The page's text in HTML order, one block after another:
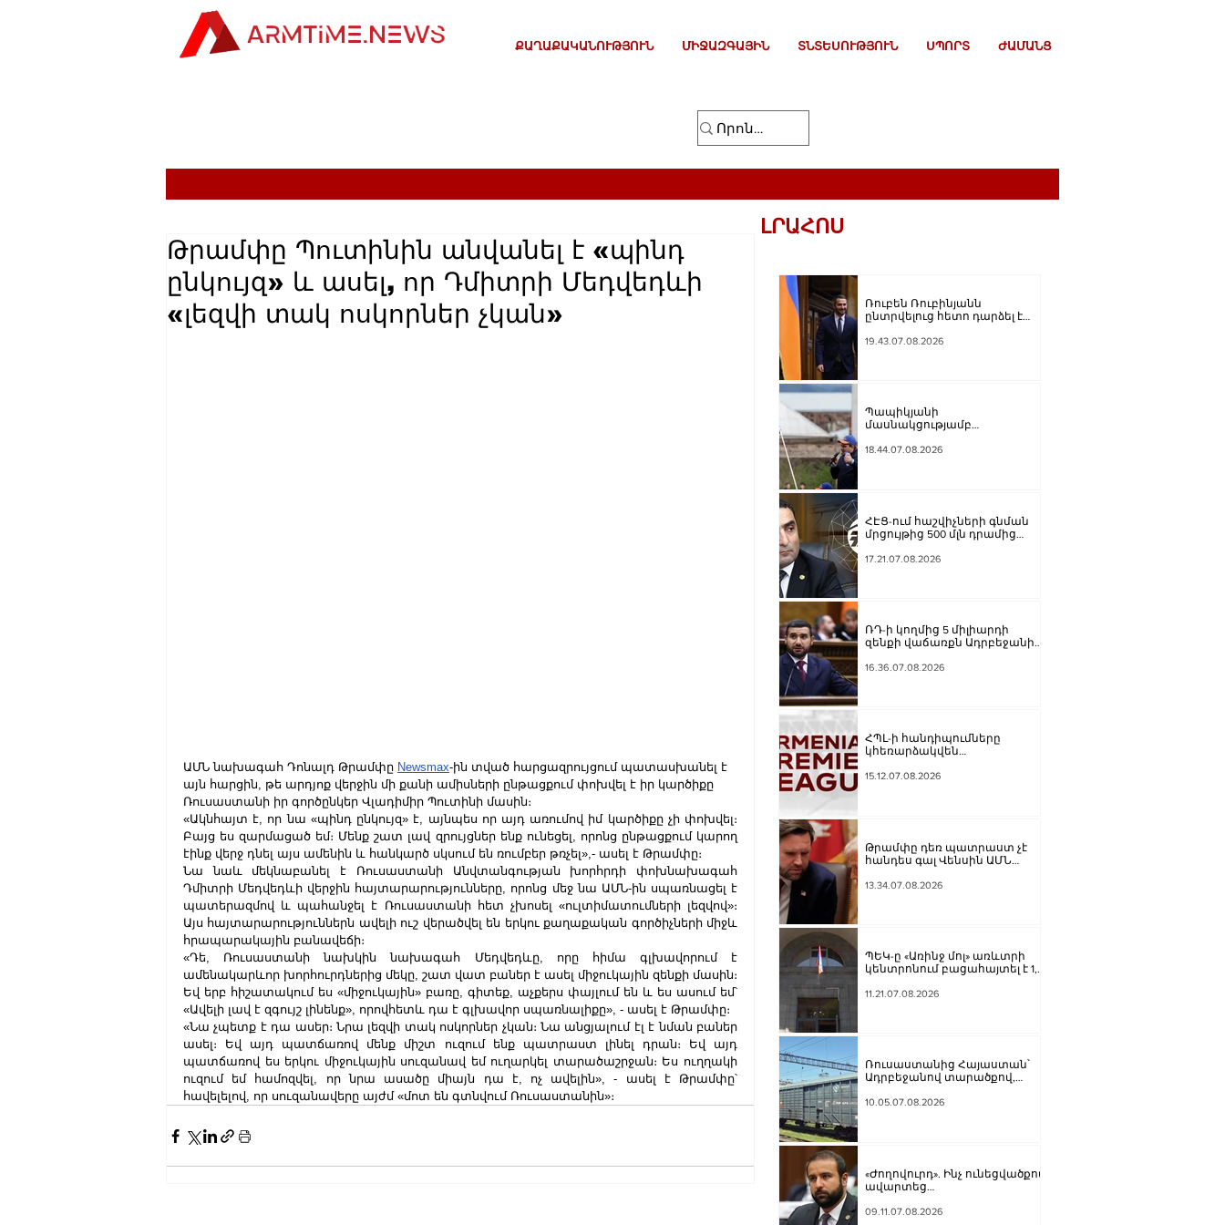
ՔԱՂԱՔԱԿԱՆՈՒԹՅՈՒՆ ՄԻՋԱԶԳԱՅԻՆ ՏՆՏԵՍՈՒԹՅՈՒՆ ՍՊՈՐՏ ԺԱՄԱՆՑ
Թրամփը Պուտինին անվանել է «պինդ
ընկույզ» և ասել, որ Դմիտրի Մեդվեդևի
«լեզվի տակ ոսկորներ չկան»
ԱՄՆ նախագահ Դոնալդ Թրամփը Newsmax-ին տված հարցազրույցում պատասխանել է
այն հարցին, թե արդյոք վերջին մի քանի ամիսների ընթացքում փոխվել է իր կարծիքը
Ռուսաստանի իր գործընկեր Վլադիմիր Պուտինի մասին։
«Ակնհայտ է, որ նա «պինդ ընկույզ» է, այնպես որ այդ առումով իմ կարծիքը չի փոխվել։
Բայց ես զարմացած եմ։ Մենք շատ լավ զրույցներ ենք ունեցել, որոնց ընթացքում կարող
էինք վերջ դնել այս ամենին և հանկարծ սկսում են ռումբեր թռչել»,- ասել է Թրամփը։
Նա նաև մեկնաբանել է Ռուսաստանի Անվտանգության խորհրդի փոխնախագահ
Դմիտրի Մեդվեդևի վերջին հայտարարությունները, որոնց մեջ նա ԱՄՆ-ին սպառնացել է
պատերազմով և պահանջել է Ռուսաստանի հետ չխոսել «ուլտիմատումների լեզվով»։
Այս հայտարարություններն ավելի ուշ վերածվել են երկու քաղաքական գործիչների միջև
հրապարակային բանավեճի։
«Դե, Ռուսաստանի նախկին նախագահ Մեդվեդևը, որը հիմա գլխավորում է
ամենակարևոր խորհուրդներից մեկը, շատ վատ բաներ է ասել միջուկային զենքի մասին։
Եվ երբ հիշատակում ես «միջուկային» բառը, գիտեք, աչքերս փայլում են և ես ասում եմ՝
«Ավելի լավ է զգույշ լինենք», որովհետև դա է գլխավոր սպառնալիքը», - ասել է Թրամփը։
«Նա չպետք է դա ասեր։ Նրա լեզվի տակ ոսկորներ չկան։ Նա անցյալում էլ է նման բաներ
ասել։ Եվ այդ պատճառով մենք միշտ ուզում ենք պատրաստ լինել դրան։ Եվ այդ
պատճառով ես երկու միջուկային սուզանավ եմ ուղարկել տարածաշրջան։ Ես ուղղակի
ուզում եմ համոզվել, որ նրա ասածը միայն դա է, ոչ ավելին», - ասել է Թրամփը՝
հավելելով, որ սուզանավերը այժմ «մոտ են գտնվում Ռուսաստանին»։
ԼՐԱՀՈՍ
Ռուբեն Ռուբինյանն
ընտրվելուց հետո դարձել է
ամենաերիտասարդ
19.43.07.08.2026
Պապիկյանի
մասնակցությամբ
դեպքի նախաքննությունն
18.44.07.08.2026
ՀԷՑ-ում հաշվիչների գնման
մրցույթից 500 մլն դրամից
արձանագրվել
17.21.07.08.2026
ՌԴ-ի կողմից 5 միլիարդի
զենքի վաճառքն Ադրբեջանին
սպառնալի՞ք էր, թե՞
16.36.07.08.2026
ՀՊԼ-ի հանդիպումները
կհեռարձակվեն
պաշտոնական
15.12.07.08.2026
Թրամփը դեռ պատրաստ չէ
հանդես գալ Վենսին ԱՄՆ
առաջադրելու օգտին
13.34.07.08.2026
ՊԵԿ-ը «Առինջ մոլ» առևտրի
կենտրոնում բացահայտել է 1,3
հարկման օբյեկտ
11.21.07.08.2026
Ռուսաստանից Հայաստան՝
Ադրբեջանով տարածքով,
քարածուխ
10.05.07.08.2026
«Ժողովուրդ». Ինչ ունեցվածքով
ավարտեց
գործունեությունը Հայկ
09.11.07.08.2026